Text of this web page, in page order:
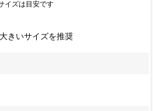
イズは目安です
きいサイズを推奨